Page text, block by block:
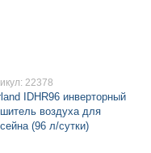
22378
IDHR96 инверторный
воздуха для
(96 л/сутки)